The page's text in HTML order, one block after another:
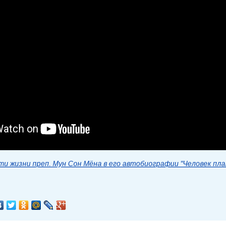
жизни преп. Мун Сон Мёна в его автобиографии "Человек